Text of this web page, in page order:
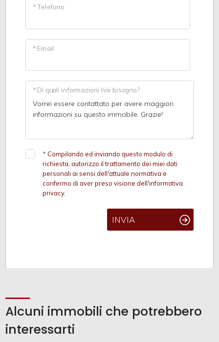
* Telefono
* Email
* Di quali informazioni hai bisogno?
* Compilando ed inviando questo modulo di
richiesta, autorizzo il trattamento dei miei dati
personali ai sensi dell'attuale normativa e
confermo di aver preso visione dell'informativa
privacy.
INVIA
Alcuni immobili che potrebbero
interessarti